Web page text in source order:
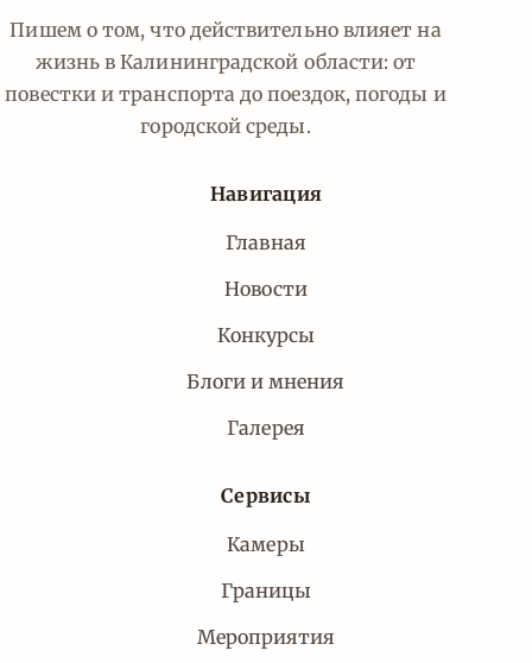
Пишем о том, что действительно влияет на
жизнь в Калининградской области: от
повестки и транспорта до поездок, погоды и
городской среды.
Навигация
Главная
Новости
Конкурсы
Блоги и мнения
Галерея
Сервисы
Камеры
Границы
Мероприятия